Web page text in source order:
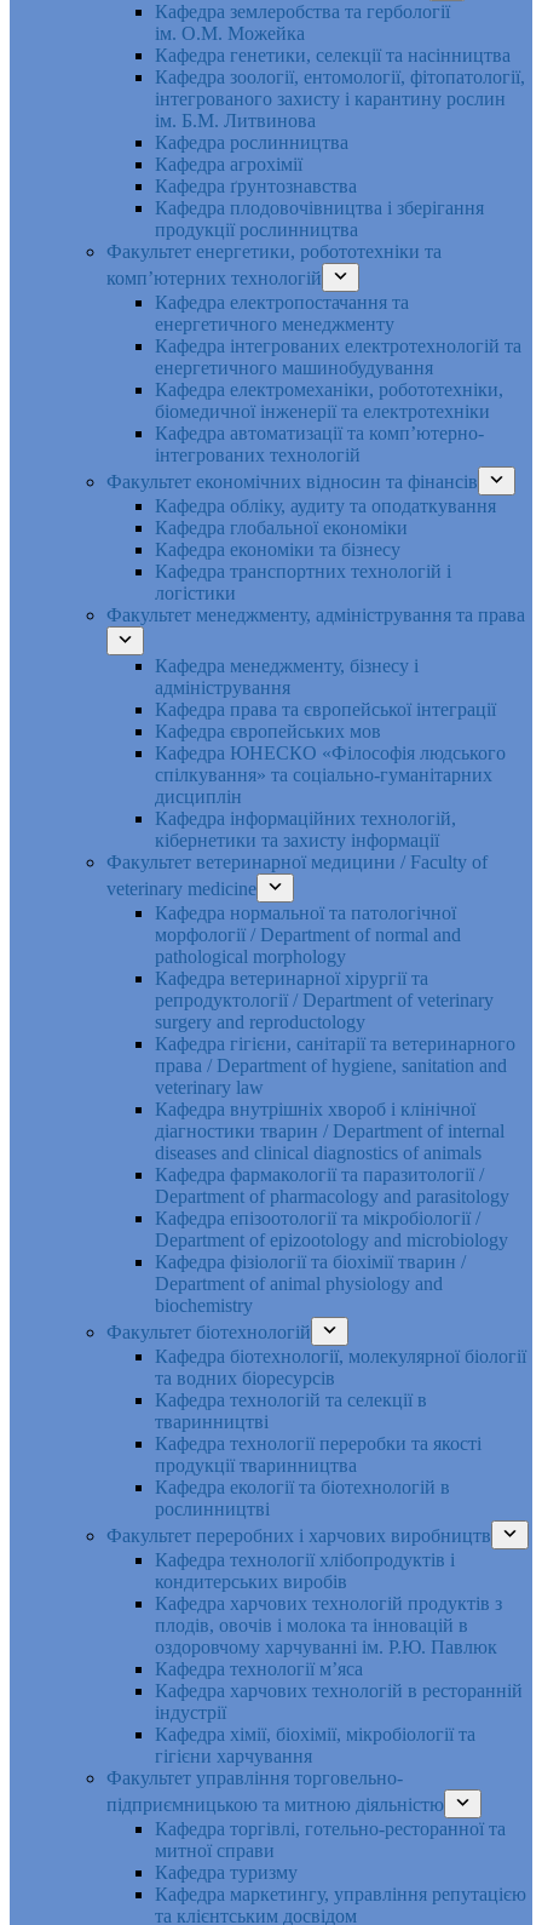
Кафедра землеробства та гербології
ім. О.М. Можейка
Кафедра генетики, селекції та насінництва
Кафедра зоології, ентомології, фітопатології,
інтегрованого захисту і карантину рослин
ім. Б.М. Литвинова
Кафедра рослинництва
Кафедра агрохімії
Кафедра ґрунтознавства
Кафедра плодовочівництва і зберігання
продукції рослинництва
Факультет енергетики, робототехніки та
комп’ютерних технологій
Кафедра електропостачання та
енергетичного менеджменту
Кафедра інтегрованих електротехнологій та
енергетичного машинобудування
Кафедра електромеханіки, робототехніки,
біомедичної інженерії та електротехніки
Кафедра автоматизації та комп’ютерно-
інтегрованих технологій
Факультет економічних відносин та фінансів
Кафедра обліку, аудиту та оподаткування
Кафедра глобальної економіки
Кафедра економіки та бізнесу
Кафедра транспортних технологій і
логістики
Факультет менеджменту, адміністрування та права
Кафедра менеджменту, бізнесу і
адміністрування
Кафедра права та європейської інтеграції
Кафедра європейських мов
Кафедра ЮНЕСКО «Філософія людського
спілкування» та соціально-гуманітарних
дисциплін
Кафедра інформаційних технологій,
кібернетики та захисту інформації
Факультет ветеринарної медицини / Faculty of
veterinary medicine
Кафедра нормальної та патологічної
морфології / Department of normal and
pathological morphology
Кафедра ветеринарної хірургії та
репродуктології / Department of veterinary
surgery and reproductology
Кафедра гігієни, санітарії та ветеринарного
права / Department of hygiene, sanitation and
veterinary law
Кафедра внутрішніх хвороб і клінічної
діагностики тварин / Department of internal
diseases and clinical diagnostics of animals
Кафедра фармакології та паразитології /
Department of pharmacology and parasitology
Кафедра епізоотології та мікробіології /
Department of epizootology and microbiology
Кафедра фізіології та біохімії тварин /
Department of animal physiology and
biochemistry
Факультет біотехнологій
Кафедра біотехнології, молекулярної біології
та водних біоресурсів
Кафедра технологій та селекції в
тваринництві
Кафедра технології переробки та якості
продукції тваринництва
Кафедра екології та біотехнологій в
рослинництві
Факультет переробних і харчових виробництв
Кафедра технології хлібопродуктів і
кондитерських виробів
Кафедра харчових технологій продуктів з
плодів, овочів і молока та інновацій в
оздоровчому харчуванні ім. Р.Ю. Павлюк
Кафедра технології м’яса
Кафедра харчових технологій в ресторанній
індустрії
Кафедра хімії, біохімії, мікробіології та
гігієни харчування
Факультет управління торговельно-
підприємницькою та митною діяльністю
Кафедра торгівлі, готельно-ресторанної та
митної справи
Кафедра туризму
Кафедра маркетингу, управління репутацією
та клієнтським досвідом